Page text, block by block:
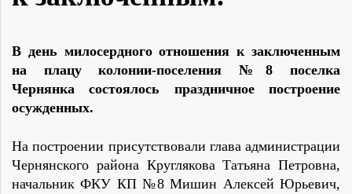
В день милосердного отношения к заключенным
на плацу колонии-поселения №8 поселка
Чернянка состоялось праздничное построение
осужденных.
На построении присутствовали глава администрации
Чернянского района Круглякова Татьяна Петровна,
начальник ФКУ КП №8 Мишин Алексей Юрьевич,